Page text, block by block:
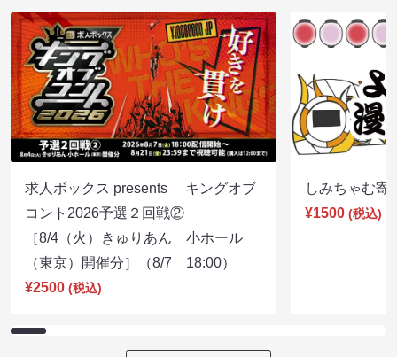
求人ボックス presents キングオブ
コント2026予選２回戦②
［8/4（火）きゅりあん 小ホール
（東京）開催分］（8/7 18:00）
¥2500 (税込)
しみちゃむ
¥1500 (税込)